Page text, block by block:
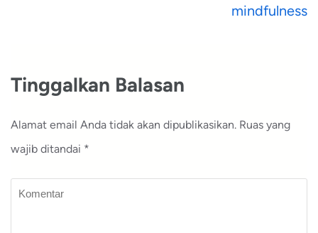
mindfulness
Tinggalkan Balasan
Alamat email Anda tidak akan dipublikasikan. Ruas yang
wajib ditandai *
Komentar